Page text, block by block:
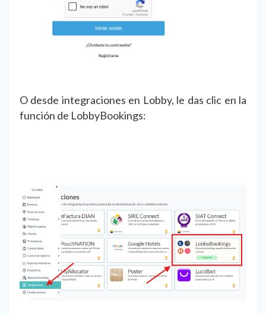
O desde integraciones en Lobby, le das clic en la
función de LobbyBookings: